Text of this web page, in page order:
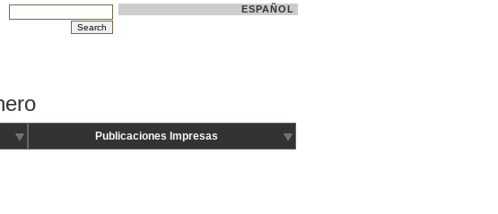
ESPAÑOL
Publicaciones Impresas